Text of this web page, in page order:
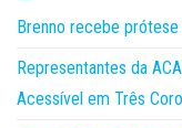
Brenno recebe
Representantes da
Acessível em Três